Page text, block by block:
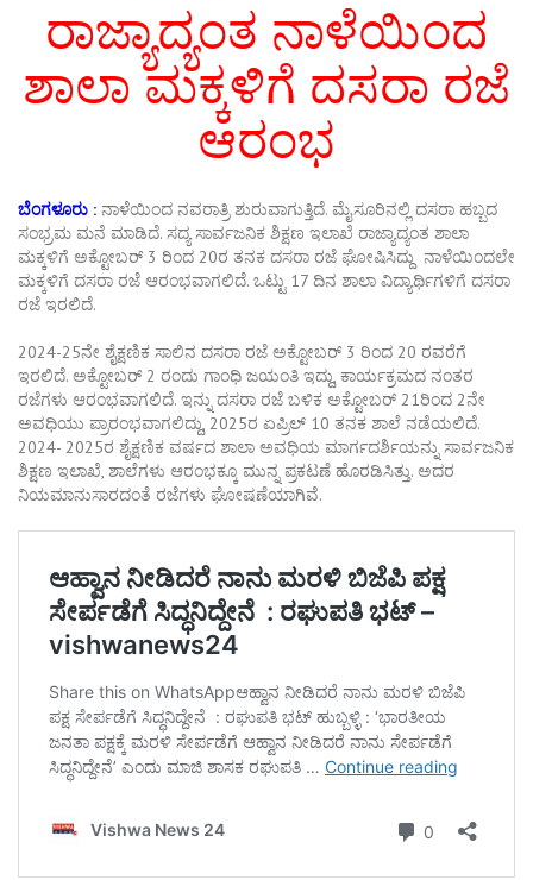
ರಾಜ್ಯಾದ್ಯಂತ ನಾಳೆಯಿಂದ
ಶಾಲಾ ಮಕ್ಕಳಿಗೆ ದಸರಾ ರಜೆ
ಆರಂಭ
ಬೆಂಗಳೂರು : ನಾಳೆಯಿಂದ ನವರಾತ್ರಿ ಶುರುವಾಗುತ್ತಿದೆ. ಮೈಸೂರಿನಲ್ಲಿ ದಸರಾ ಹಬ್ಬದ
ಸಂಭ್ರಮ ಮನೆ ಮಾಡಿದೆ. ಸದ್ಯ ಸಾರ್ವಜನಿಕ ಶಿಕ್ಷಣ ಇಲಾಖೆ ರಾಜ್ಯಾದ್ಯಂತ ಶಾಲಾ
ಮಕ್ಕಳಿಗೆ ಅಕ್ಟೋಬರ್ 3 ರಿಂದ 20ರ ತನಕ ದಸರಾ ರಜೆ ಘೋಷಿಸಿದ್ದು ನಾಳೆಯಿಂದಲೇ
ಮಕ್ಕಳಿಗೆ ದಸರಾ ರಜೆ ಆರಂಭವಾಗಲಿದೆ. ಒಟ್ಟು 17 ದಿನ ಶಾಲಾ ವಿದ್ಯಾರ್ಥಿಗಳಿಗೆ ದಸರಾ
ರಜೆ ಇರಲಿದೆ.
2024-25ನೇ ಶೈಕ್ಷಣಿಕ ಸಾಲಿನ ದಸರಾ ರಜೆ ಅಕ್ಟೋಬರ್ 3 ರಿಂದ 20 ರವರೆಗೆ
ಇರಲಿದೆ. ಅಕ್ಟೋಬರ್ 2 ರಂದು ಗಾಂಧಿ ಜಯಂತಿ ಇದ್ದು, ಕಾರ್ಯಕ್ರಮದ ನಂತರ
ರಜೆಗಳು ಆರಂಭವಾಗಲಿದೆ. ಇನ್ನು ದಸರಾ ರಜೆ ಬಳಿಕ ಅಕ್ಟೋಬ‌ರ್ 21ರಿಂದ 2ನೇ
ಅವಧಿಯು ಪ್ರಾರಂಭವಾಗಲಿದ್ದು, 2025ರ ಏಪ್ರಿಲ್ 10 ತನಕ ಶಾಲೆ ನಡೆಯಲಿದೆ.
2024- 2025ರ ಶೈಕ್ಷಣಿಕ ವರ್ಷದ ಶಾಲಾ ಅವಧಿಯ ಮಾರ್ಗದರ್ಶಿಯನ್ನು ಸಾರ್ವಜನಿಕ
ಶಿಕ್ಷಣ ಇಲಾಖೆ, ಶಾಲೆಗಳು ಆರಂಭಕ್ಕೂ ಮುನ್ನ ಪ್ರಕಟಣೆ ಹೊರಡಿಸಿತ್ತು. ಅದರ
ನಿಯಮಾನುಸಾರದಂತೆ ರಜೆಗಳು ಘೋಷಣೆಯಾಗಿವೆ.